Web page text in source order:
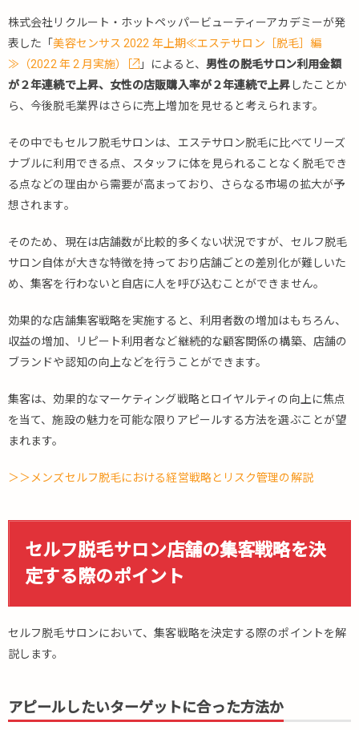
2.
セ
ル
フ
脱
サ
ロ
店
舗
集
客
略
決
定
す
際
ポ
イ
ト
オ
ラ
イ
ン
と
フ
ラ
の
集
株式会社リクルート・ホットペッパービューティーアカデミーが発
表した「美容センサス 2022 年上期≪エステサロン［脱毛］編
≫（2022 年 2 月実施）
」によると、 男性の脱毛サロン利用金額
が２年連続で上昇、女性の店販購入率が２年連続で上昇 したことか
ら、今後脱毛業界はさらに売上増加を見せると考えられます。
その中でもセルフ脱毛サロンは、エステサロン脱毛に比べてリーズ
ナブルに利用できる点、スタッフに体を見られることなく脱毛でき
る点などの理由から需要が高まっており、さらなる市場の拡大が予
想されます。
そのため、現在は店舗数が比較的多くない状況ですが、セルフ脱毛
サロン自体が大きな特徴を持っており店舗ごとの差別化が難しいた
め、集客を行わないと自店に人を呼び込むことができません。
効果的な店舗集客戦略を実施すると、利用者数の増加はもちろん、
収益の増加、リピート利用者など継続的な顧客関係の構築、店舗の
ブランドや認知の向上などを行うことができます。
集客は、効果的なマーケティング戦略とロイヤルティの向上に焦点
を当て、施設の魅力を可能な限りアピールする方法を選ぶことが望
まれます。
＞＞メンズセルフ脱毛における経営戦略とリスク管理の解説
セルフ脱毛サロン店舗の集客戦略を決
定する際のポイント
セルフ脱毛サロンにおいて、集客戦略を決定する際のポイントを解
説します。
アピールしたいターゲットに合った方法か